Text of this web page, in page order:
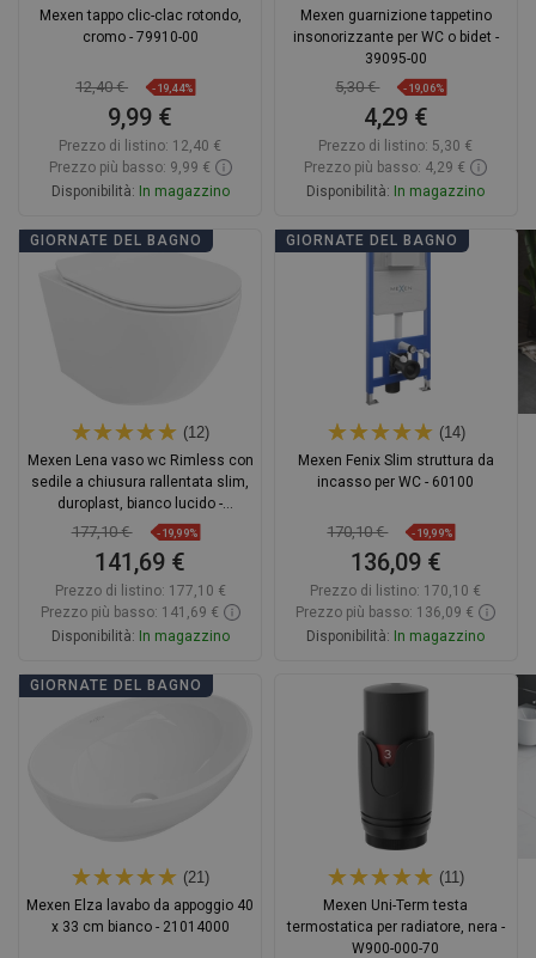
Mexen tappo clic-clac rotondo,
cromo - 79910-00
12,40 € -19,44%
9,99 €
Prezzo di listino: 12,40 €
Prezzo più basso: 9,99 €
Disponibilità: In magazzino
Aggiungi al carrello
Confrontare
Mexen guarnizione tappetino
insonorizzante per WC o bidet -
39095-00
5,30 € -19,06%
4,29 €
Prezzo di listino: 5,30 €
Prezzo più basso: 4,29 €
Disponibilità: In magazzino
Aggiungi al carrello
GIORNATE DEL BAGNO
(12)
Mexen Lena vaso wc Rimless con
sedile a chiusura rallentata slim,
duroplast, bianco lucido -
30224000
177,10 € -19,99%
141,69 €
Prezzo di listino: 177,10 €
Prezzo più basso: 141,69 €
Disponibilità: In magazzino
Aggiungi al carrello
GIORNATE DEL BAGNO
(14)
Mexen Fenix Slim struttura da
incasso per WC - 60100
170,10 € -19,99%
136,09 €
Prezzo di listino: 170,10 €
Prezzo più basso: 136,09 €
Disponibilità: In magazzino
Aggiungi al carrello
GIORNATE DEL BAGNO
(21)
Mexen Elza lavabo da appoggio 40
x 33 cm bianco - 21014000
(11)
Mexen Uni-Term testa
termostatica per radiatore, nera -
W900-000-70